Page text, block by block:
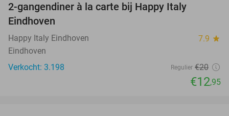
2-gangendiner à la carte bij Happy Italy
Eindhoven
Happy Italy Eindhoven 7.9 star
Eindhoven
Verkocht: 3.198
Regulier €20
€12,95